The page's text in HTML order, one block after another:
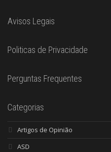
Avisos Legais
Politicas de Privacidade
Perguntas Frequentes
Categorias
Artigos de Opinião
ASD